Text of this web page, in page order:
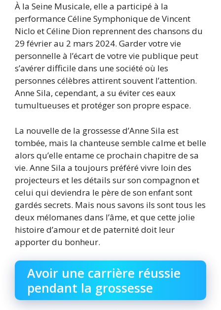
À la Seine Musicale, elle a participé à la
performance Céline Symphonique de Vincent
Niclo et Céline Dion reprennent des chansons du
29 février au 2 mars 2024. Garder votre vie
personnelle à l’écart de votre vie publique peut
s’avérer difficile dans une société où les
personnes célèbres attirent souvent l’attention.
Anne Sila, cependant, a su éviter ces eaux
tumultueuses et protéger son propre espace.
La nouvelle de la grossesse d’Anne Sila est
tombée, mais la chanteuse semble calme et belle
alors qu’elle entame ce prochain chapitre de sa
vie. Anne Sila a toujours préféré vivre loin des
projecteurs et les détails sur son compagnon et
celui qui deviendra le père de son enfant sont
gardés secrets. Mais nous savons ils sont tous les
deux mélomanes dans l’âme, et que cette jolie
histoire d’amour et de paternité doit leur
apporter du bonheur.
Avoir une carrière réussie
pendant la grossesse